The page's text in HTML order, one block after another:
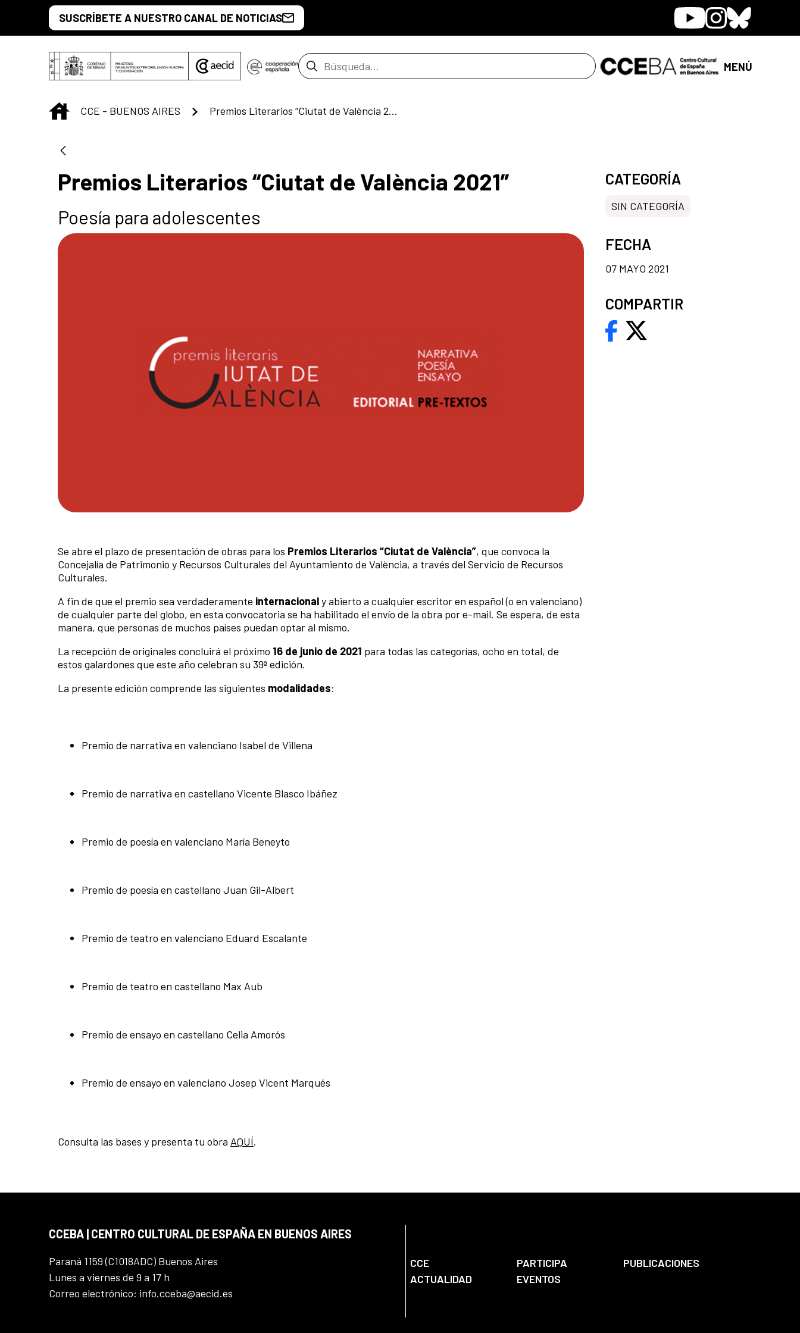
Saltar al contenido principal
SUSCRÍBETE A NUESTRO CANAL DE NOTICIAS YoutubeInstagram
Bluesky
Barra de búsqueda MENÚ
INICIO
CCE - BUENOS AIRES Premios Literarios “Ciutat de València 2021”
Premios Literarios “Ciutat de València 2021”
Poesía para adolescentes
Se abre el plazo de presentación de obras para los Premios Literarios “Ciutat de València”, que convoca la
Concejalía de Patrimonio y Recursos Culturales del Ayuntamiento de València, a través del Servicio de Recursos
Culturales.
A fin de que el premio sea verdaderamente internacionaly abierto a cualquier escritor en español (o en valenciano)
de cualquier parte del globo, en esta convocatoria se ha habilitado el envío de la obra por e-mail. Se espera, de esta
manera, que personas de muchos países puedan optar al mismo.
La recepción de originales concluirá el próximo 16 de junio de 2021 para todas las categorías, ocho en total, de
estos galardones que este año celebran su 39ª edición.
La presente edición comprende las siguientes modalidades:
Premio de narrativa en valenciano Isabel de Villena
Premio de narrativa en castellano Vicente Blasco Ibáñez
Premio de poesía en valenciano María Beneyto
Premio de poesía en castellano Juan Gil-Albert
Premio de teatro en valenciano Eduard Escalante
Premio de teatro en castellano Max Aub
Premio de ensayo en castellano Celia Amorós
Premio de ensayo en valenciano Josep Vicent Marqués
Consulta las bases y presenta tu obra AQUÍ.
CATEGORÍA
SIN CATEGORÍA
FECHA
07 MAYO 2021
COMPARTIR
CCEBA | CENTRO CULTURAL DE ESPAÑA EN BUENOS AIRES
Paraná 1159 (C1018ADC) Buenos Aires
Lunes a viernes de 9 a 17 h
Correo electrónico: info.cceba@aecid.es
CCE PARTICIPA
PUBLICACIONES
ACTUALIDAD
EVENTOS